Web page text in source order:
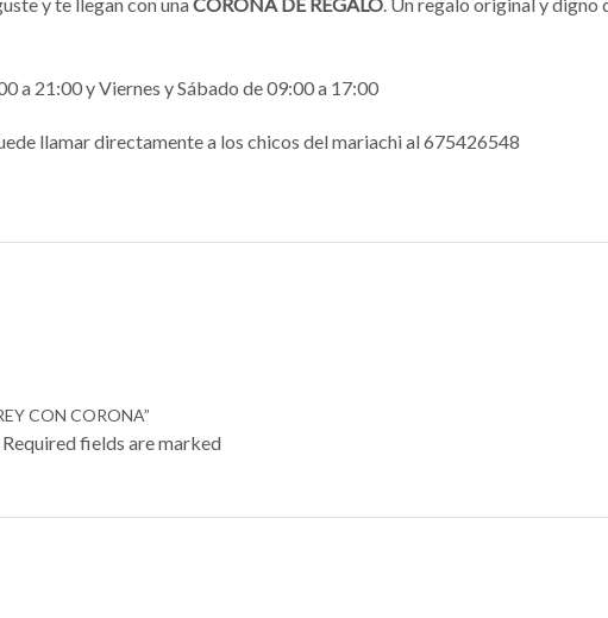
a 21:00 y Viernes y Sábado de 09:00 a 17:00
llamar directamente a los chicos del mariachi al 675426548
CON CORONA”
fields are marked